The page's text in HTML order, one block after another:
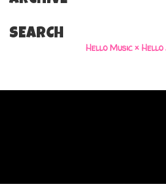
SEARCH
Hello Music × Hello